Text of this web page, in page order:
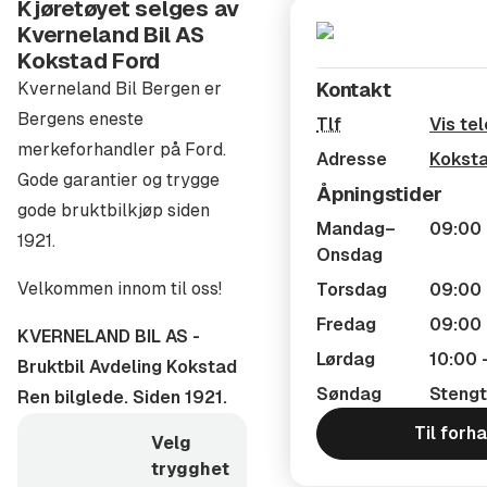
Garanti = Trygghet:
Hos Kverneland bil leverer vi alle biler med minimum 6
mnd. / 6.000 km Bruktbilgaranti hvis bilen er utenfor
Nybilgaranti på 5 år eller 100.000 km fra f.g.reg.dato.
Kverneland bil sin Bruktbilgaranti er en omfattende
garanti som dekker bl.a. Motor, Girkasse, Kjølesystem,
Styring/hjuloppheng, Drivlinje, Fjæring, Bremsesystem,
Elektrisk anlegg, Klimaanlegg mm. Ta kontakt med
selger for mer utfyllende informasjon vedr.
Ekstrautstyr og tilbehør:
Vi leverer tilbehør til alle våre biler etter ønske, som
Hengerfeste, Takbøyler, Takstativ, Skiboks, DAB+ radio,
Kjøretøyet selges av
Kverneland Bil AS
Kokstad Ford
Kverneland Bil Bergen er
Bergens eneste
merkeforhandler på Ford.
Gode garantier og trygge
gode bruktbilkjøp siden
1921.
Velkommen innom til oss!
KVERNELAND BIL AS -
Bruktbil Avdeling Kokstad
Ren bilglede. Siden 1921.
Velg
trygghet
Kontakt
Tlf
Vis
Adresse
Åpningstider
Mandag–
Onsdag
09:00
Torsdag
09:00
Fredag
09:00
Lørdag
10:00
Søndag
Stengt
Til